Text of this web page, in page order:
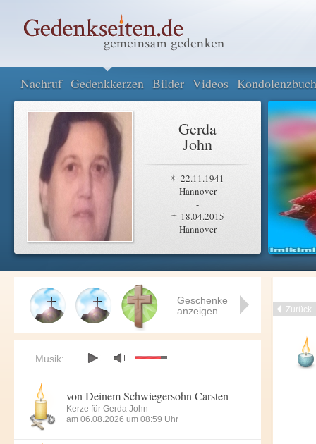
Nachruf Gedenkkerzen Bilder Videos Kondolenzbuch
Gerda
John
22.11.1941
Hannover
-
18.04.2015
Hannover
Zurück
Geschenke
anzeigen
Musik:
von Deinem Schwiegersohn Carsten
Kerze für Gerda John
am 06.08.2026 um 08:59 Uhr